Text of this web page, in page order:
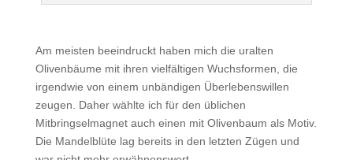
Am meisten beeindruckt haben mich die uralten
Olivenbäume mit ihren vielfältigen Wuchsformen, die
irgendwie von einem unbändigen Überlebenswillen
zeugen. Daher wählte ich für den üblichen
Mitbringselmagnet auch einen mit Olivenbaum als Motiv.
Die Mandelblüte lag bereits in den letzten Zügen und